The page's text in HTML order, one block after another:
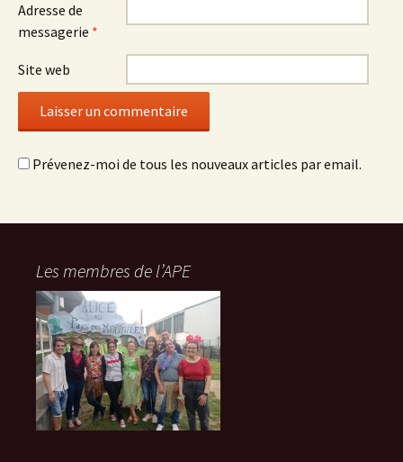
Adresse de
messagerie *
Site web
Prévenez-moi de tous les nouveaux articles par email.
Les membres de l’APE